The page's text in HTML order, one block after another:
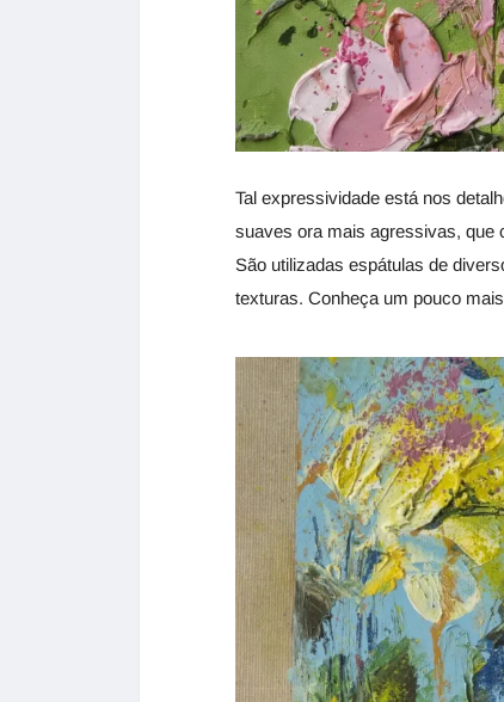
Tal expressividade está nos
suaves ora mais agressivas, que
São utilizadas espátulas de
texturas. Conheça um pouco